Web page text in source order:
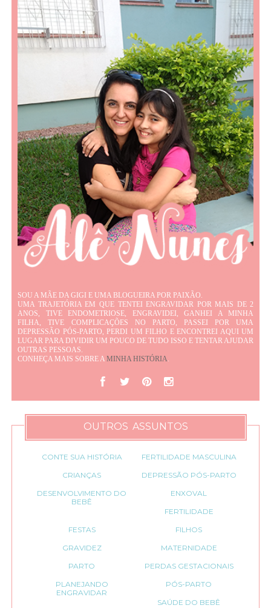
SOU A MÃE DA GIGI E UMA BLOGUEIRA POR PAIXÃO.
UMA TRAJETÓRIA EM QUE TENTEI ENGRAVIDAR POR MAIS DE 2
ANOS, TIVE ENDOMETRIOSE, ENGRAVIDEI, GANHEI A MINHA
FILHA, TIVE COMPLICAÇÕES NO PARTO, PASSEI POR UMA
DEPRESSÃO PÓS-PARTO, PERDI UM FILHO E ENCONTREI AQUI UM
LUGAR PARA DIVIDIR UM POUCO DE TUDO ISSO E TENTAR AJUDAR
OUTRAS PESSOAS.
CONHEÇA MAIS SOBRE AMINHA HISTÓRIA.
OUTROS ASSUNTOS
CONTE SUA HISTÓRIA
FERTILIDADE MASCULINA
CRIANÇAS
DEPRESSÃO PÓS-PARTO
DESENVOLVIMENTO DO
BEBÊ
ENXOVAL
FERTILIDADE
FESTAS
FILHOS
GRAVIDEZ
MATERNIDADE
PARTO
PERDAS GESTACIONAIS
PLANEJANDO
ENGRAVIDAR
PÓS-PARTO
SAÚDE DO BEBÊ